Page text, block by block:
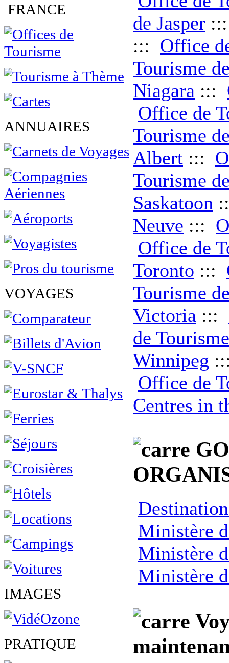
FRANCE
ANNUAIRES
VOYAGES
IMAGES
PRATIQUE
de Jasper
::: Office
Tourisme
Niagara :::
Office de
Tourisme
Albert :::
Tourisme
Saskatoon
Neuve :::
Office de
Toronto :::
Tourisme
Victoria :::
de
Winnipeg
Office de
Centres in
Ministère
Ministère
Ministère